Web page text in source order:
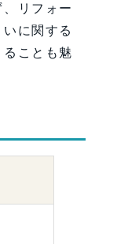
リフォー
に関する
ことも魅